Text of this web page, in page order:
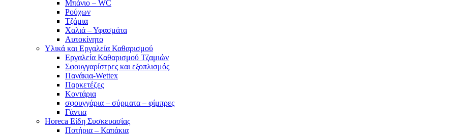
Μπάνιο – WC
Ρούχων
Τζάμια
Χαλιά – Υφασμάτα
Αυτοκίνητο
Υλικά και Εργαλεία Καθαρισμού
Εργαλεία Καθαρισμού Τζαμιών
Σφουγγαρίστρες και εξοπλισμός
Πανάκια-Wettex
Παρκετέζες
Κοντάρια
σφουγγάρια – σύρματα – φίμπρες
Γάντια
Horeca Είδη Συσκευασίας
Ποτήρια – Καπάκια